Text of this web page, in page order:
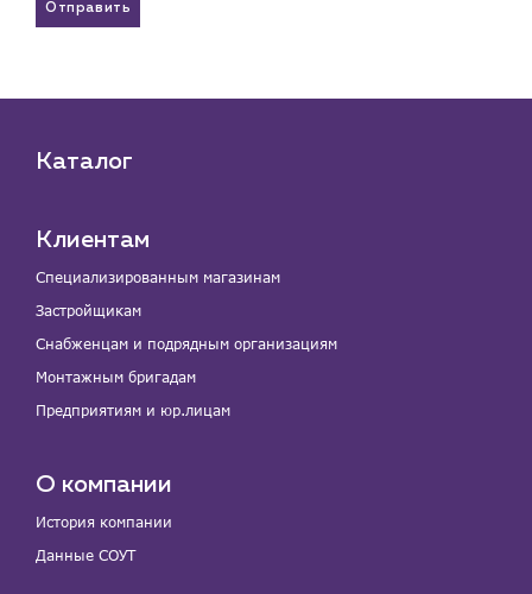
Отправить
Каталог
Клиентам
Специализированным магазинам
Застройщикам
Снабженцам и подрядным организациям
Монтажным бригадам
Предприятиям и юр.лицам
О компании
История компании
Данные СОУТ